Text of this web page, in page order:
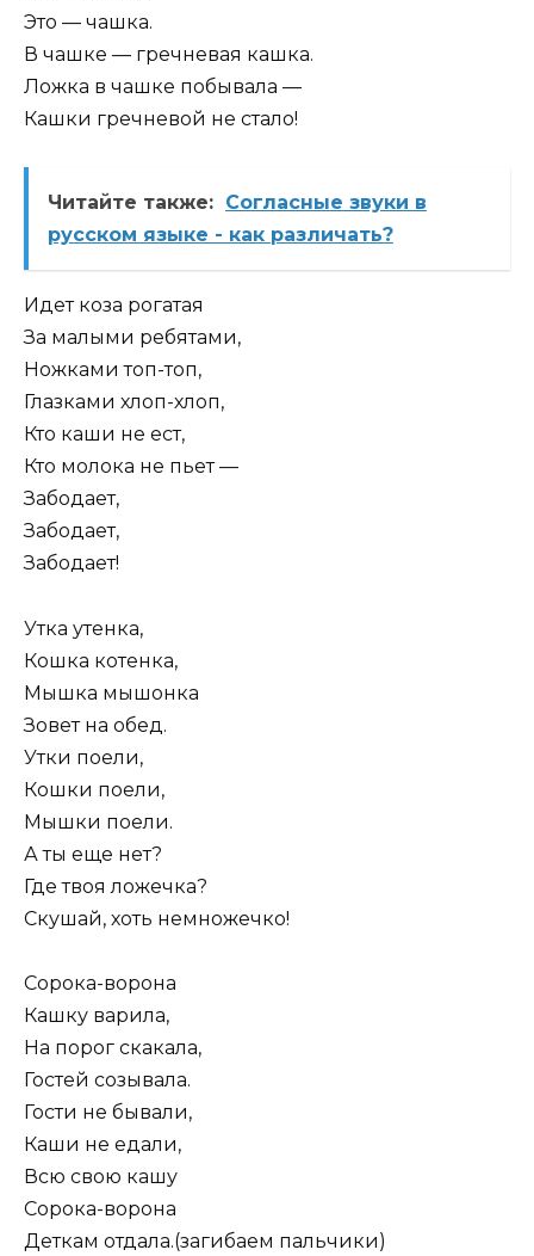
Это — чашка.
В чашке — гречневая кашка.
Ложка в чашке побывала —
Кашки гречневой не стало!
Читайте также: Согласные звуки в
русском языке - как различать?
Идет коза рогатая
За малыми ребятами,
Ножками топ-топ,
Глазками хлоп-хлоп,
Кто каши не ест,
Кто молока не пьет —
Забодает,
Забодает,
Забодает!
Утка утенка,
Кошка котенка,
Мышка мышонка
Зовет на обед.
Утки поели,
Кошки поели,
Мышки поели.
А ты еще нет?
Где твоя ложечка?
Скушай, хоть немножечко!
Сорока-ворона
Кашку варила,
На порог скакала,
Гостей созывала.
Гости не бывали,
Каши не едали,
Всю свою кашу
Сорока-ворона
Деткам отдала.(загибаем пальчики)